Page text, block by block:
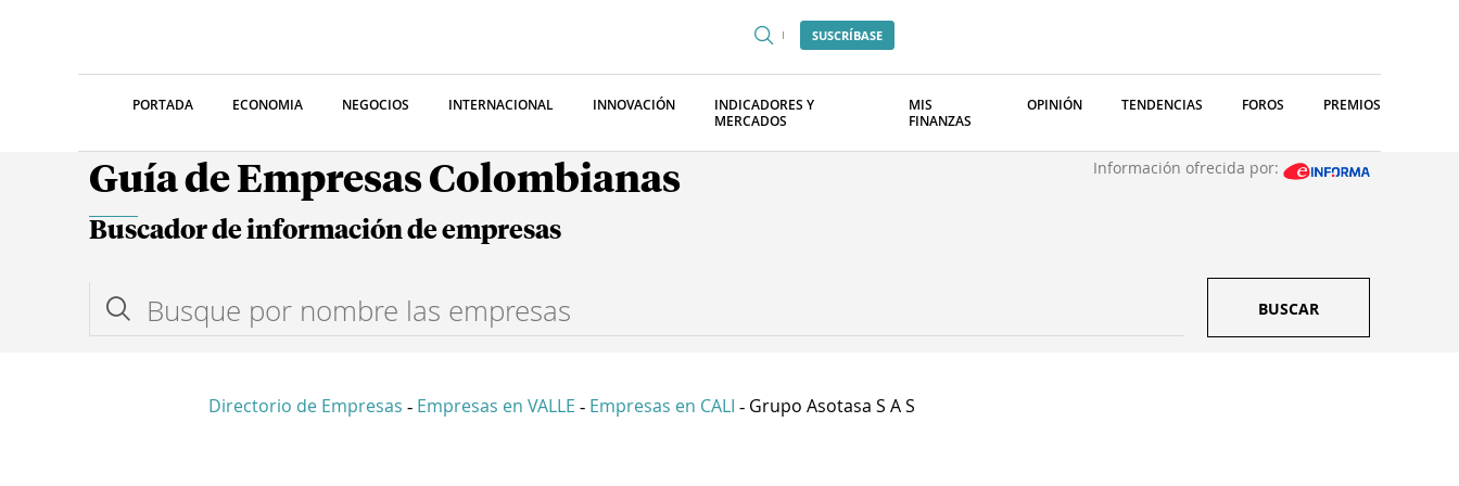
SUSCRÍBASE
PORTADA ECONOMIA NEGOCIOS INTERNACIONAL INNOVACIÓN
INDICADORES Y
MERCADOS
MIS
FINANZAS
OPINIÓN TENDENCIAS FOROS PREMIOS
Guía de Empresas Colombianas Información ofrecida por:
Buscador de información de empresas
BUSCAR
Directorio de Empresas - Empresas en VALLE - Empresas en CALI - Grupo Asotasa S A S